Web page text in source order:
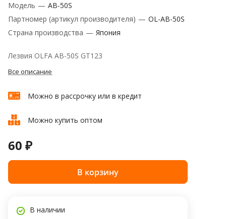
Модель — AB-50S
Партномер (артикул производителя) — OL-AB-50S
Страна производства — Япония
Лезвия OLFA AB-50S GT123
Все описание
Можно в рассрочку или в кредит
Можно купить оптом
60 ₽
В корзину
В наличии